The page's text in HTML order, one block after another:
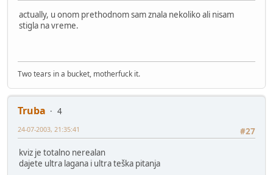
actually, u onom prethodnom sam znala nekoliko ali nisam
stigla na vreme.
Two tears in a bucket, motherfuck it.
Truba
4
#27
24-07-2003, 21:35:41
kviz je totalno nerealan
dajete ultra lagana i ultra teška pitanja